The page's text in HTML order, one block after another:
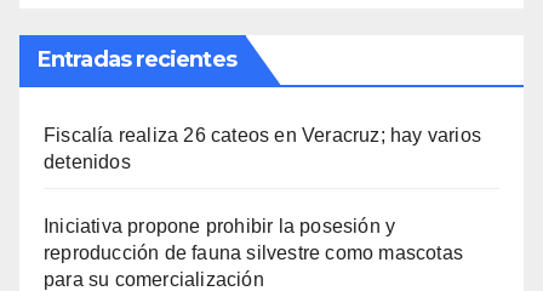
Entradas recientes
Fiscalía realiza 26 cateos en Veracruz; hay varios
detenidos
Iniciativa propone prohibir la posesión y
reproducción de fauna silvestre como mascotas
para su comercialización